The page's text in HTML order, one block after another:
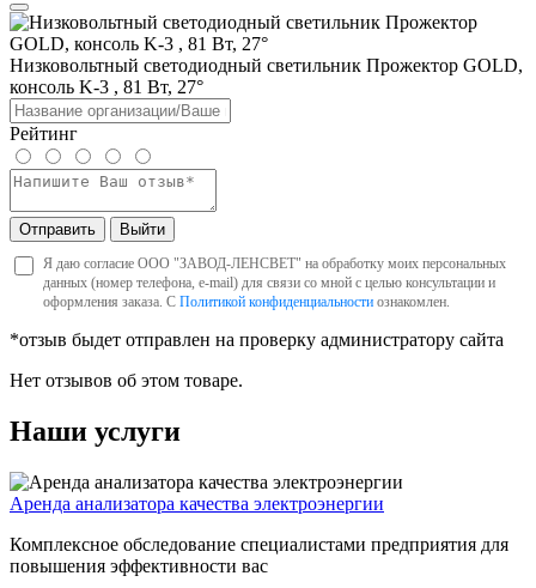
Низковольтный светодиодный светильник Прожектор GOLD,
консоль K-3 , 81 Вт, 27°
Рейтинг
Отправить Выйти
Я даю согласие ООО "ЗАВОД-ЛЕНСВЕТ" на обработку моих персональных
данных (номер телефона, e-mail) для связи со мной с целью консультации и
оформления заказа. С Политикой конфиденциальности ознакомлен.
*отзыв быдет отправлен на проверку администратору сайта
Нет отзывов об этом товаре.
Наши услуги
Аренда анализатора качества электроэнергии
Комплексное обследование специалистами предприятия для
повышения эффективности вас